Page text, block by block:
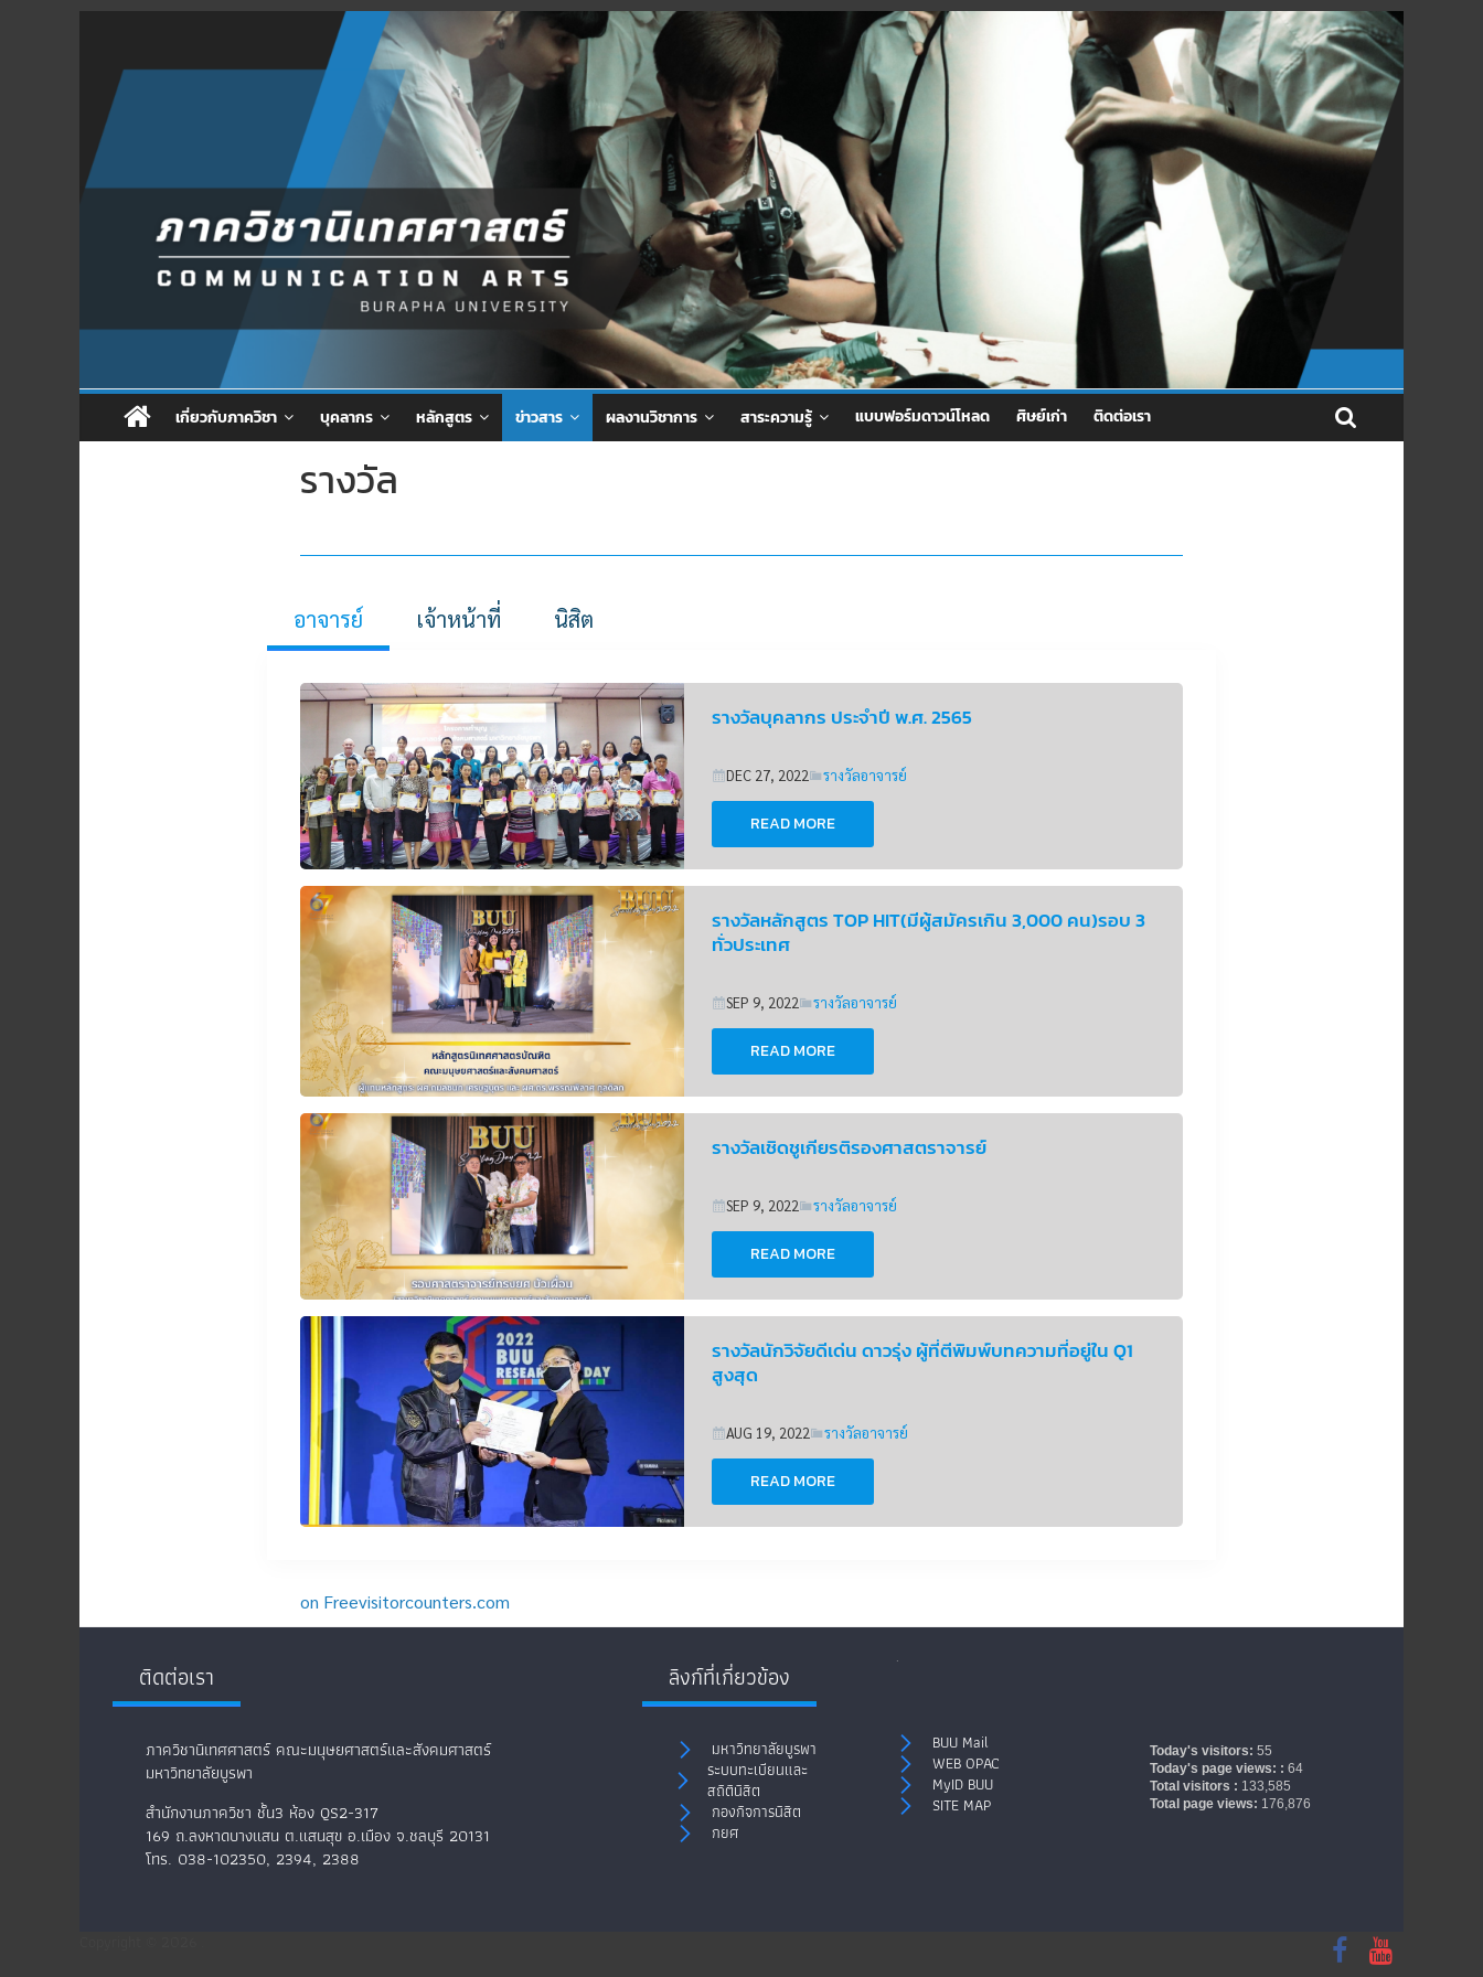
content
เกี่ยวกับภาควิชา บุคลากร หลักสูตร ข่าวสาร ผลงานวิชาการ สาระความรู้ แบบฟอร์มดาวน์โหลด ศิษย์เก่า ติดต่อเรา
รางวัล
อาจารย์ เจ้าหน้าที่ นิสิต
รางวัลบุคลากร ประจำปี พ.ศ. 2565
DEC 27, 2022 รางวัลอาจารย์
READ MORE
รางวัลหลักสูตร TOP HIT(มีผู้สมัครเกิน 3,000 คน)รอบ 3
ทั่วประเทศ
SEP 9, 2022 รางวัลอาจารย์
READ MORE
รางวัลเชิดชูเกียรติรองศาสตราจารย์
SEP 9, 2022 รางวัลอาจารย์
READ MORE
รางวัลนักวิจัยดีเด่น ดาวรุ่ง ผู้ที่ตีพิมพ์บทความที่อยู่ใน Q1
สูงสุด
AUG 19, 2022 รางวัลอาจารย์
READ MORE
on Freevisitorcounters.com
ติดต่อเรา
ภาควิชานิเทศศาสตร์ คณะมนุษยศาสตร์และสังคมศาสตร์
มหาวิทยาลัยบูรพา
สำนักงานภาควิชา ชั้น3 ห้อง QS2-317
169 ถ.ลงหาดบางแสน ต.แสนสุข อ.เมือง จ.ชลบุรี 20131
โทร. 038-102350, 2394, 2388
ลิงก์ที่เกี่ยวข้อง
มหาวิทยาลัยบูรพา
ระบบทะเบียนและ
สถิตินิสิต
กองกิจการนิสิต
กยศ
.
BUU Mail
WEB OPAC
MyID BUU
SITE MAP
Today's visitors: 55
Today's page views: : 64
Total visitors : 133,585
Total page views: 176,876